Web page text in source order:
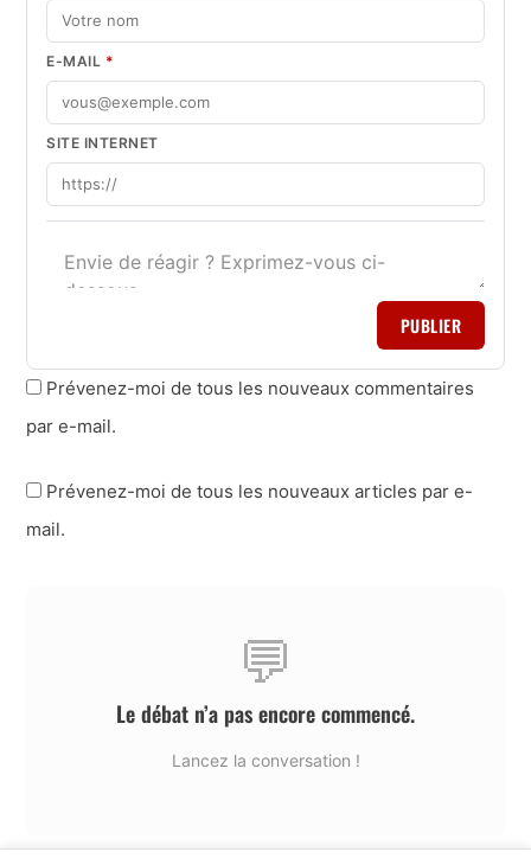
E-MAIL *
SITE INTERNET
PUBLIER
Prévenez-moi de tous les nouveaux commentaires
par e-mail.
Prévenez-moi de tous les nouveaux articles par e-
mail.
💬
Le débat n’a pas encore commencé.
Lancez la conversation !